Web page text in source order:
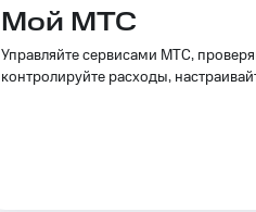
Мой МТС
Управляйте сервисами МТС,
контролируйте расходы,